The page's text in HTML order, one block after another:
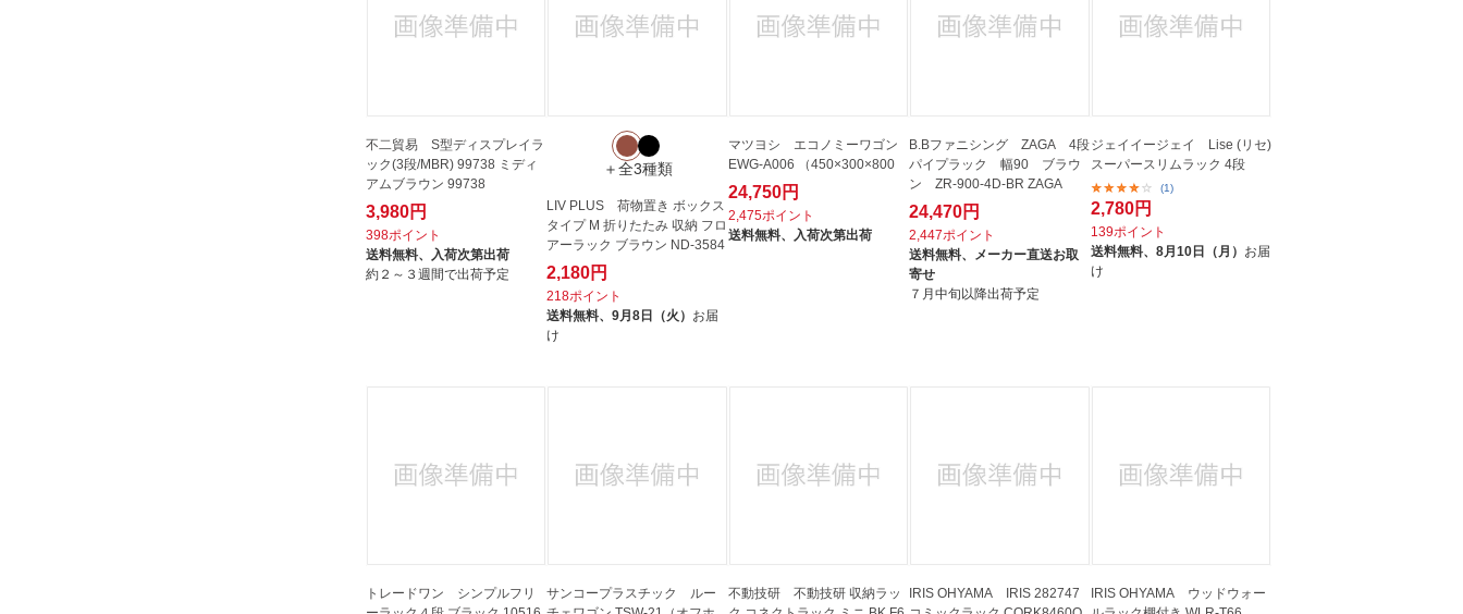
不二貿易 S型ディスプレイラ
ック(3段/MBR) 99738 ミディ
アムブラウン 99738
3,980円
398ポイント
送料無料、 入荷次第出荷
約２～３週間で出荷予定
＋全3種類
LIV PLUS 荷物置き ボックス
タイプ M 折りたたみ 収納 フロ
アーラック ブラウン ND-3584
2,180円
218ポイント
送料無料、9月8日（火） お届
け
マツヨシ エコノミーワゴン
EWG-A006 （450×300×800
24,750円
2,475ポイント
送料無料、 入荷次第出荷
B.Bファニシング ZAGA 4段
パイプラック 幅90 ブラウ
ン ZR-900-4D-BR ZAGA
24,470円
2,447ポイント
送料無料、 メーカー直送お取
寄せ
７月中旬以降出荷予定
ジェイイージェイ Lise (リセ)
スーパースリムラック 4段
(1)
2,780円
139ポイント
送料無料、 8月10日（月） お届
け
トレードワン シンプルフリ
サンコープラスチック ルー
不動技研 不動技研 収納ラッ
IRIS OHYAMA IRIS 282747
IRIS OHYAMA ウッドウォー